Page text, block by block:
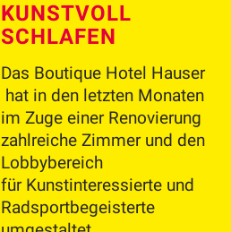
KUNSTVOLL
SCHLAFEN
Das Boutique Hotel Hauser
hat in den letzten Monaten
im Zuge einer Renovierung
zahlreiche Zimmer und den
Lobbybereich
für Kunstinteressierte und
Radsportbegeisterte